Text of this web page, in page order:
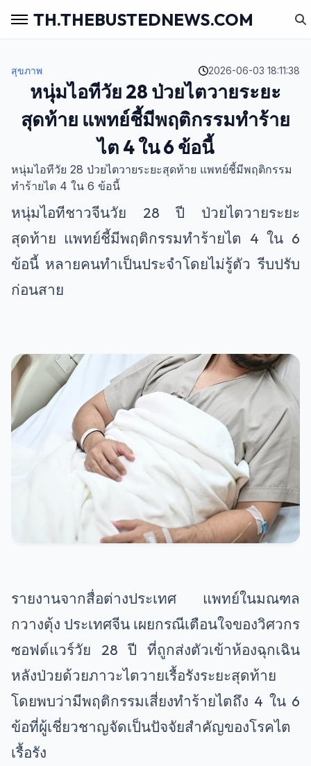
TH.THEBUSTEDNEWS.COM
สุขภาพ 2026-06-03 18:11:38
หนุ่มไอทีวัย 28 ป่วยไตวายระยะ
สุดท้าย แพทย์ชี้มีพฤติกรรมทำร้าย
ไต 4 ใน 6 ข้อนี้
หนุ่มไอทีวัย 28 ป่วยไตวายระยะสุดท้าย แพทย์ชี้มีพฤติกรรม
ทำร้ายไต 4 ใน 6 ข้อนี้
หนุ่มไอทีชาวจีนวัย 28 ปี ป่วยไตวายระยะ
สุดท้าย แพทย์ชี้มีพฤติกรรมทำร้ายไต 4 ใน 6
ข้อนี้ หลายคนทำเป็นประจำโดยไม่รู้ตัว รีบปรับ
ก่อนสาย
รายงานจากสื่อต่างประเทศ แพทย์ในมณฑล
กวางตุ้ง ประเทศจีน เผยกรณีเตือนใจของวิศวกร
ซอฟต์แวร์วัย 28 ปี ที่ถูกส่งตัวเข้าห้องฉุกเฉิน
หลังป่วยด้วยภาวะไตวายเรื้อรังระยะสุดท้าย
โดยพบว่ามีพฤติกรรมเสี่ยงทำร้ายไตถึง 4 ใน 6
ข้อที่ผู้เชี่ยวชาญจัดเป็นปัจจัยสำคัญของโรคไต
เรื้อรัง